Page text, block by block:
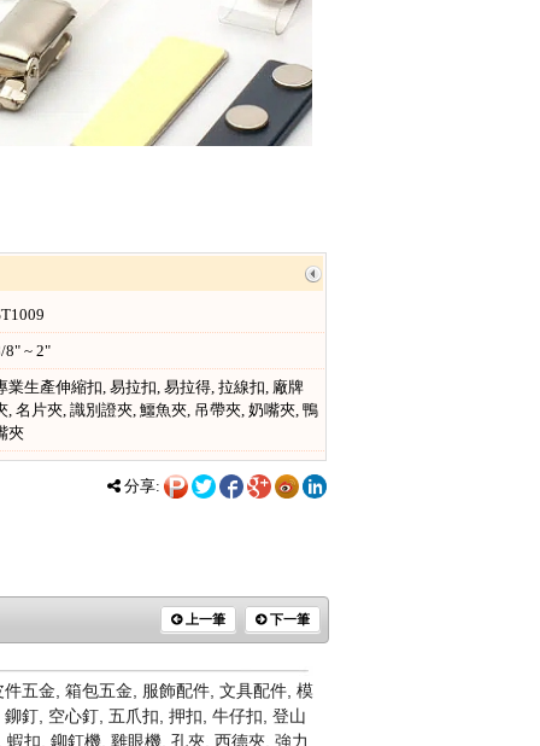
8" ~ 2"
業生產伸縮扣, 易拉扣, 易拉得, 拉線扣, 廠牌
, 名片夾, 識別證夾, 鱷魚夾, 吊帶夾, 奶嘴夾, 鴨
夾
分享:
下一筆
上一筆
五金, 箱包五金, 服飾配件, 文具配件, 模
釘, 空心釘, 五爪扣, 押扣, 牛仔扣, 登山
扣, 鉚釘機, 雞眼機, 孔夾, 西德夾, 強力